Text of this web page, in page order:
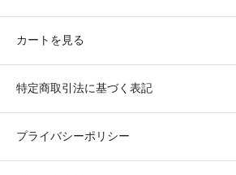
カートを見る
特定商取引法に基づく表記
プライバシーポリシー